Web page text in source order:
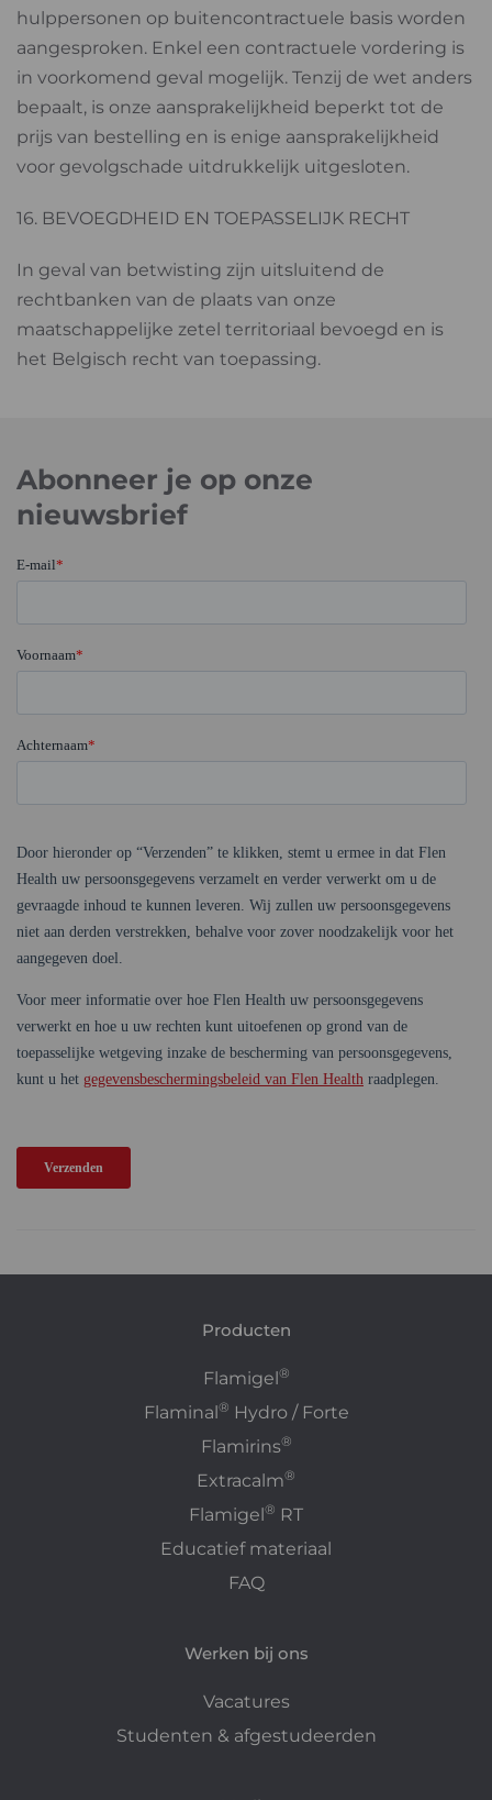
hulppersonen op buitencontractuele basis worden
aangesproken. Enkel een contractuele vordering is
in voorkomend geval mogelijk. Tenzij de wet anders
bepaalt, is onze aansprakelijkheid beperkt tot de
prijs van bestelling en is enige aansprakelijkheid
voor gevolgschade uitdrukkelijk uitgesloten.
16. BEVOEGDHEID EN TOEPASSELIJK RECHT
In geval van betwisting zijn uitsluitend de
rechtbanken van de plaats van onze
maatschappelijke zetel territoriaal bevoegd en is
het Belgisch recht van toepassing.
Abonneer je op onze
nieuwsbrief
Producten
Flamigel®
Flaminal® Hydro / Forte
Flamirins®
Extracalm®
Flamigel® RT
Educatief materiaal
FAQ
Werken bij ons
Vacatures
Studenten & afgestudeerden